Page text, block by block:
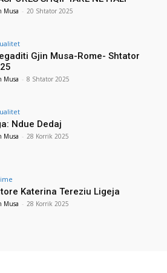
Musa - 20 Shtator 2025
Gjin Musa-Rome- Shtator
Musa - 8 Shtator 2025
Ndue Dedaj
Musa - 28 Korrik 2025
Katerina Tereziu Ligeja
Musa - 28 Korrik 2025